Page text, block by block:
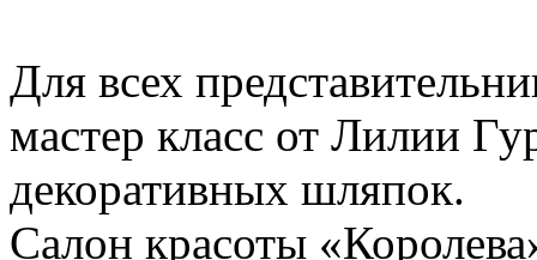
Для всех
мастер класс от Лилии
декоративных шляпок.
Салон красоты